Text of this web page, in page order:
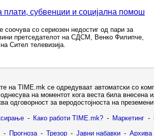
субвенции и социјална помош
со сериозен недостиг од пари за
претседателот на СДСМ, Венко Филипче,
Сител телевизија.
на TIME.mk се одредуваат автоматски со
на моментот кога веста била внесена
одговорност за веродостојноста на
- Како работи TIME.mk? - Маркетинг -
- Прогноза - Трезор - Јавни набавки - Архива